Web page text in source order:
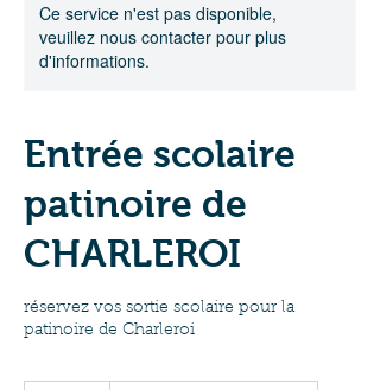
Ce service n'est pas disponible,
veuillez nous contacter pour plus
d'informations.
Entrée scolaire
patinoire de
CHARLEROI
réservez vos sortie scolaire pour la
patinoire de Charleroi